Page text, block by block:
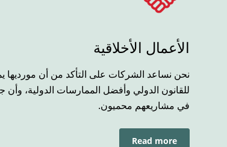
الأعمال الأخلاقية
نحن نساعد الشركات على التأكد من أن مورديها
للقانون الدولي وأفضل الممارسات الدولية، وأن
في مشاريعهم محميون.
Read more